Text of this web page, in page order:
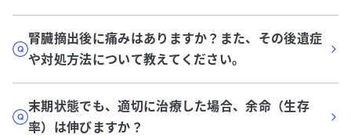
腎臓摘出後に痛みはありますか？また、その後遺症
や対処方法について教えてください。
末期状態でも、適切に治療した場合、余命（生存
率）は伸びますか？